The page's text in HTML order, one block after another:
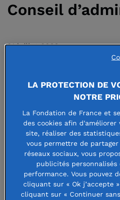
Conseil
21 juillet 2023
LA PROTECTION DE
NOTRE
La Fondation de France et
des cookies afin
site, réaliser des
vous permettre de
réseaux sociaux, vous
publicités personnalisés
performance. Vous pouvez
cliquant sur « Ok j’accepte
cliquant sur « Continuer